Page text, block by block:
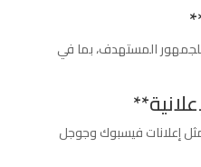
المستهدف، بما في
إعلانات فيسبوك وجوجل